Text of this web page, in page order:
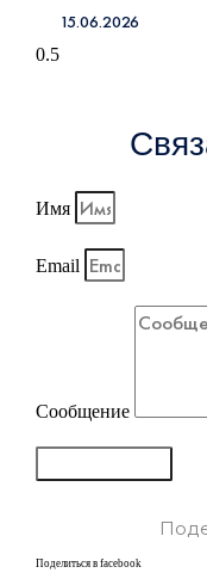
15.06.2026
Имя
Email
Сообщение
Поделиться в facebook